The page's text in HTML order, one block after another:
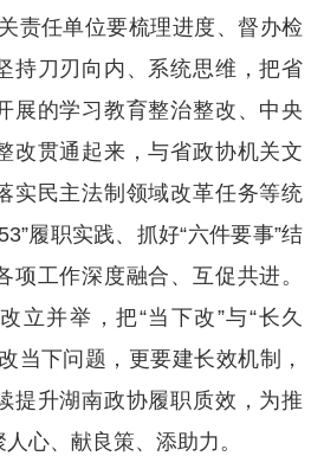
责任单位要梳理进度、督办检
持刀刃向内、系统思维，把省
展的学习教育整治整改、中央
改贯通起来，与省政协机关文
实民主法制领域改革任务等统
履职实践、抓好“六件要事”结
项工作深度融合、互促共进。
立并举，把“当下改”与“长久
当下问题，更要建长效机制，
提升湖南政协履职质效，为推
心、献良策、添助力。